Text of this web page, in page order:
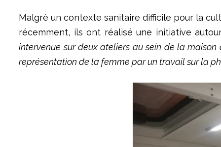
Malgré un contexte sanitaire difficile pour la
récemment, ils ont réalisé une initiative
intervenue sur deux ateliers au sein de la maison
représentation de la femme par un travail sur la